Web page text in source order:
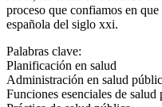
proceso que confiamos en
española del siglo xxi.
Palabras clave:
Planificación en salud
Administración en salud
Funciones esenciales de salud